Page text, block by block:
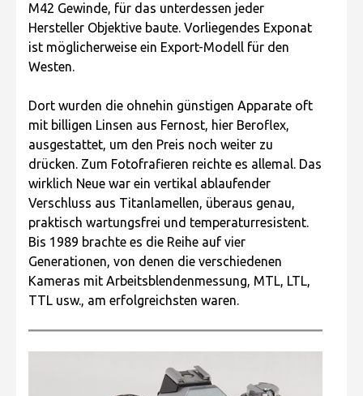
M42 Gewinde, für das unterdessen jeder
Hersteller Objektive baute. Vorliegendes Exponat
ist möglicherweise ein Export-Modell für den
Westen.
Dort wurden die ohnehin günstigen Apparate oft
mit billigen Linsen aus Fernost, hier Beroflex,
ausgestattet, um den Preis noch weiter zu
drücken. Zum Fotofrafieren reichte es allemal. Das
wirklich Neue war ein vertikal ablaufender
Verschluss aus Titanlamellen, überaus genau,
praktisch wartungsfrei und temperaturresistent.
Bis 1989 brachte es die Reihe auf vier
Generationen, von denen die verschiedenen
Kameras mit Arbeitsblendenmessung, MTL, LTL,
TTL usw., am erfolgreichsten waren.